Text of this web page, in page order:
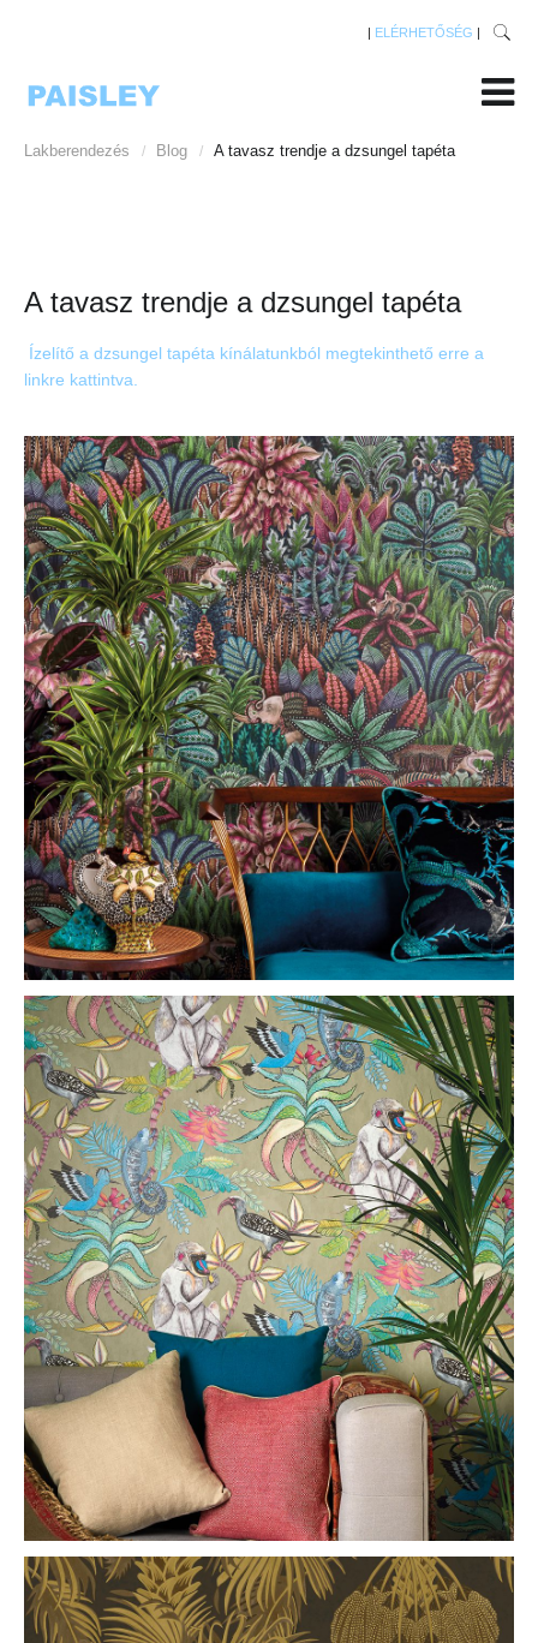
| ELÉRHETŐSÉG |
Lakberendezés / Blog / A tavasz trendje a dzsungel tapéta
A tavasz trendje a dzsungel tapéta
Ízelítő a dzsungel tapéta kínálatunkból megtekinthető erre a
linkre kattintva.